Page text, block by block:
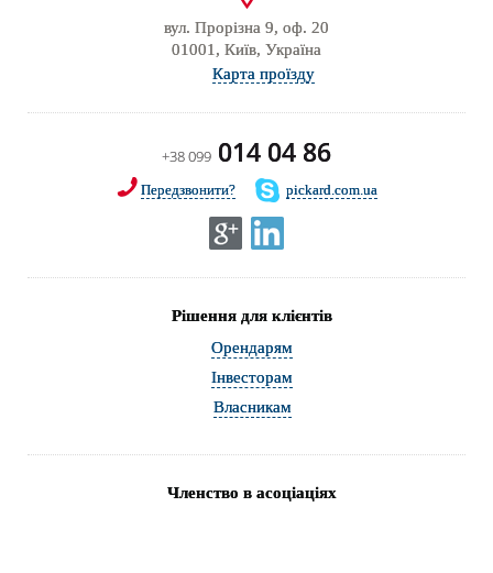
вул. Прорізна 9, оф. 20
01001, Київ, Україна
Карта проїзду
+38 099 014 04 86
Передзвонити? pickard.com.ua
Рішення для клієнтів
Орендарям
Інвесторам
Власникам
Членство в асоціаціях